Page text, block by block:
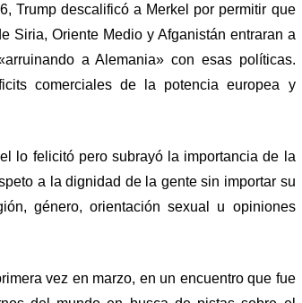
Trump descalificó a Merkel por permitir que
Siria, Oriente Medio y Afganistán entraran a
a Alemania» con esas políticas.
comerciales de la potencia europea y
lo felicitó pero subrayó la importancia de la
a la dignidad de la gente sin importar su
género, orientación sexual u opiniones
vez en marzo, en un encuentro que fue